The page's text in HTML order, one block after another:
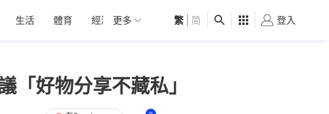
生活 體育 經濟 01深圳 觀點 健康 好食玩飛
更多 繁 简 登入
好物分享不藏私」